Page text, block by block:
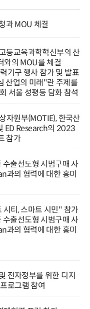
과 MOU 체결
등교육과학혁신부의 산
와의 MOU를 체결
기구 행사 참가 및 발표
산업의 미래"란 주제를
서울 성평등 담화 참석
자원부(MOTIE), 한국산
ED Research의 2023
참가
출선도형 시범구매 사
과의 협력에 대한 흥미
티, 스마트 시민" 참가
출선도형 시범구매 사
과의 협력에 대한 흥미
전자정부를 위한 디지
로그램 참여